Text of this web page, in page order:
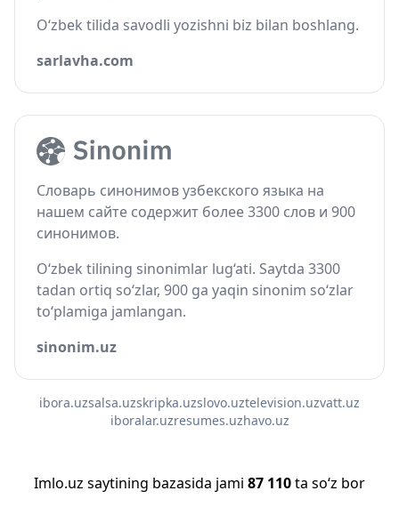
O‘zbek tilida savodli yozishni biz bilan boshlang.
sarlavha.com
Словарь синонимов узбекского языка на
нашем сайте содержит более 3300 слов и 900
синонимов.
O‘zbek tilining sinonimlar lug‘ati. Saytda 3300
tadan ortiq so‘zlar, 900 ga yaqin sinonim so‘zlar
to‘plamiga jamlangan.
sinonim.uz
ibora.uzsalsa.uzskripka.uzslovo.uztelevision.uzvatt.uz
iboralar.uzresumes.uzhavo.uz
Imlo.uz saytining bazasida jami 87 110ta so‘z bor